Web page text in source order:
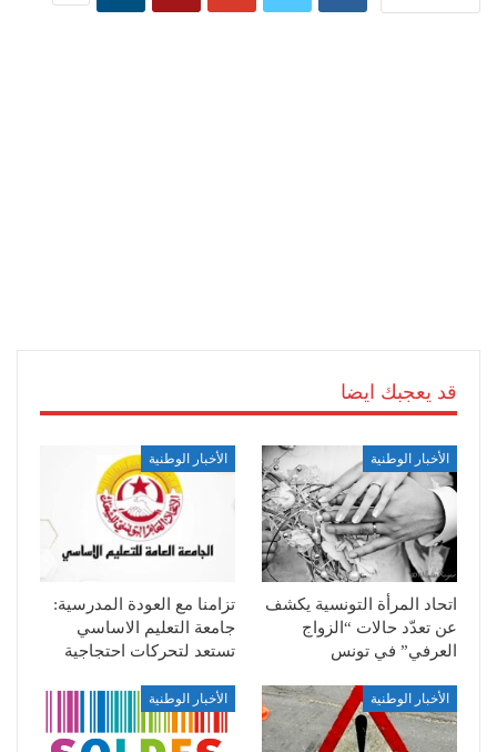
قد يعجبك ايضا
الأخبار الوطنية
اتحاد المرأة التونسية يكشف
عن تعدّد حالات “الزواج
العرفي” في تونس
الأخبار الوطنية
تزامنا مع العودة المدرسية:
جامعة التعليم الاساسي
تستعد لتحركات احتجاجية
الأخبار الوطنية الأخبار الوطنية